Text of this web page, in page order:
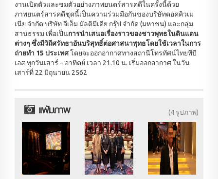
งานเปิดตัวและชมตัวอย่างภาพยนตร์สารคดีในครั้งนี้ด้วย
ภาพยนตร์สารคดีชุดนี้เป็นความร่วมมือกันของบริษัทดอคคิวเม
เนีย จำกัด บริษัท จีเอ็ม มัลติมีเดีย กรุ๊ป จำกัด (มหาชน) และกลุ่ม
สานธรรม เพื่อเป็นการนำเสนอเรื่องราวของชาวพุทธในดินแดน
ต่างๆ ซึ่งมีวิถีศรัทธาอันบริสุทธิ์ต่อศาสนาพุทธโดยใช้เวลาในการ
ถ่ายทำ 15 ประเทศโดยจะออกอากาศทางสถานีโทรทัศน์ไทยพีบี
เอส ทุกวันเสาร์ – อาทิตย์ เวลา 21.10 น. เริ่มออกอากาศ ในวัน
เสาร์ที่ 22 มิถุนายน 2562
แฟ้มภาพ (4 รูปภาพ)